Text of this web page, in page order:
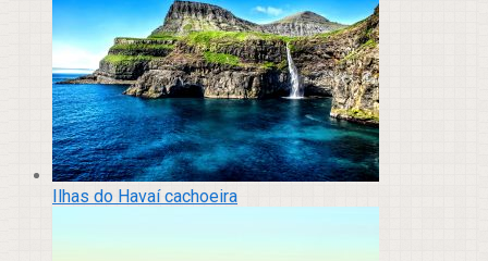
Ilhas do Havaí cachoeira